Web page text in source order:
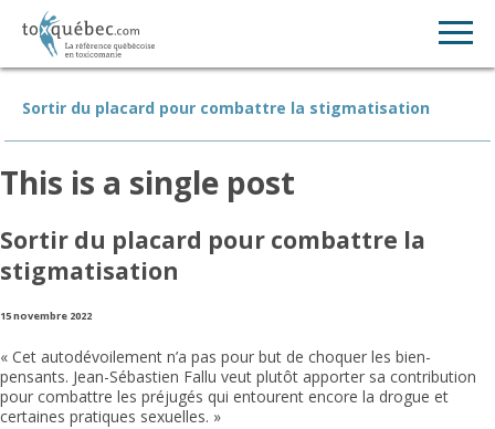
Sortir du placard pour combattre la stigmatisation
This is a single post
Sortir du placard pour combattre la
stigmatisation
15 novembre 2022
« Cet autodévoilement n’a pas pour but de choquer les bien-
pensants. Jean-Sébastien Fallu veut plutôt apporter sa contribution
pour combattre les préjugés qui entourent encore la drogue et
certaines pratiques sexuelles. »